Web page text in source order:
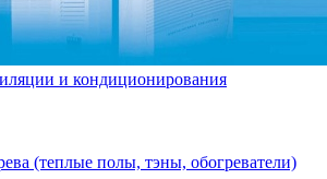
и кондиционирования
(теплые полы, тэны, обогреватели)